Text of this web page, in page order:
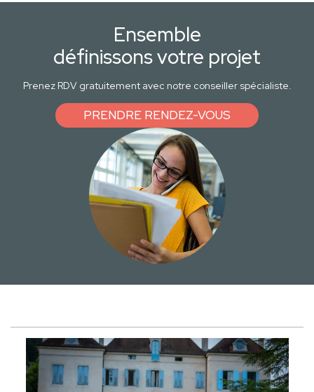
Ensemble
définissons votre projet
Prenez RDV gratuitement avec notre conseiller spécialiste.
PRENDRE RENDEZ-VOUS